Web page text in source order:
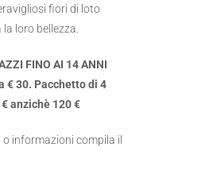
fiori di loto
loro bellezza.
FINO AI 14 ANNI
€ 30. Pacchetto di 4
anzichè 120 €
o informazioni compila il